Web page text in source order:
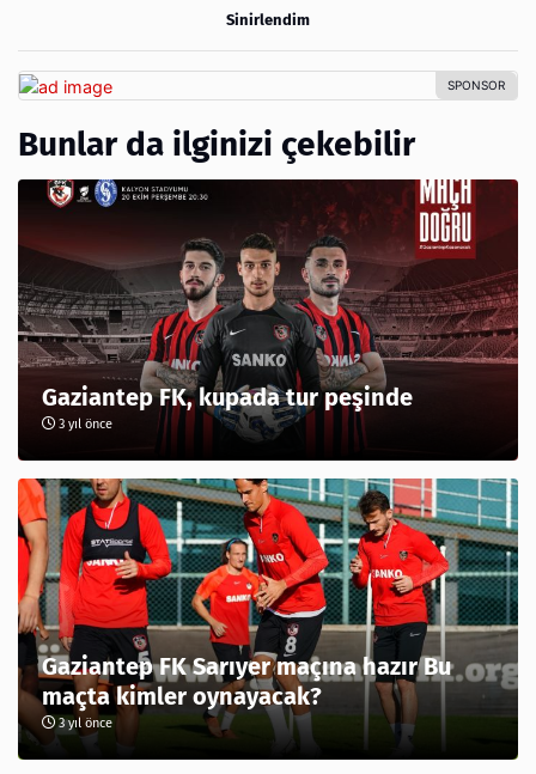
Sinirlendim
Bunlar da ilginizi çekebilir
Gaziantep FK, kupada tur peşinde
3 yıl önce
Gaziantep FK Sarıyer maçına hazır Bu
maçta kimler oynayacak?
3 yıl önce